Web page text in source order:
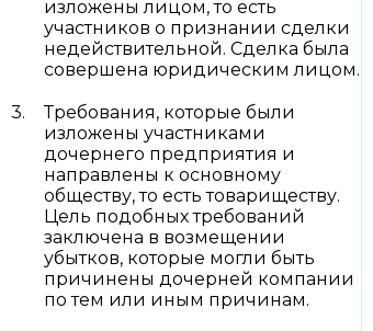
изложены лицом, то есть
участников о признании сделки
недействительной. Сделка была
совершена юридическим лицом.
Требования, которые были
изложены участниками
дочернего предприятия и
направлены к основному
обществу, то есть товариществу.
Цель подобных требований
заключена в возмещении
убытков, которые могли быть
причинены дочерней компании
по тем или иным причинам.